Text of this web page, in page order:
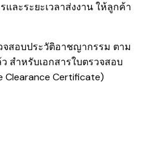
และระยะเวลาส่งงาน ให้ลูกค้า
จสอบประวัติอาชญากรรม ตาม
สำหรับเอกสารใบตรวจสอบ
Certificate)